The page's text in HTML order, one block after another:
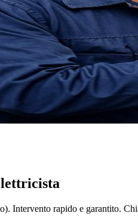
Intervento rapido e garantito.